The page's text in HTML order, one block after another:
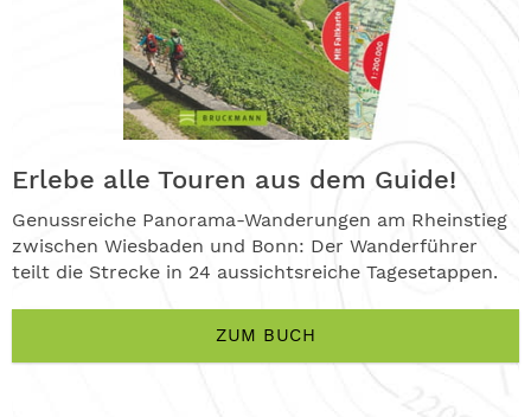
Erlebe alle Touren aus dem Guide!
Genussreiche Panorama-Wanderungen am Rheinstieg
zwischen Wiesbaden und Bonn: Der Wanderführer
teilt die Strecke in 24 aussichtsreiche Tagesetappen.
ZUM BUCH